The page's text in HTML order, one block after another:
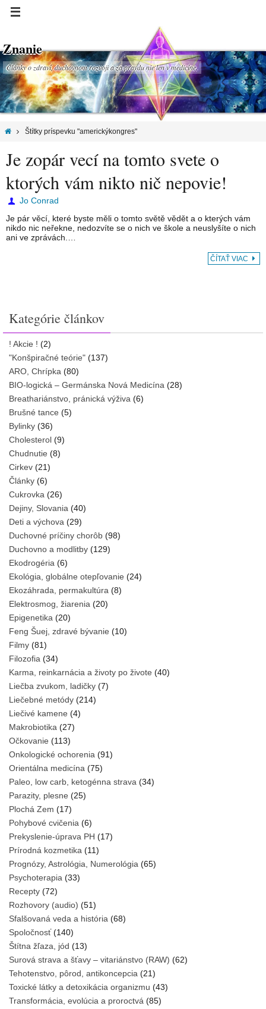
Znanie
Články o zdraví, duchovnom rozvoji a za pravdu nie len v medicíne.
Štítky príspevku "americkýkongres"
Je zopár vecí na tomto svete o
ktorých vám nikto nič nepovie!
Jo Conrad
Je pár věcí, které byste měli o tomto světě vědět a o kterých vám
nikdo nic neřekne, nedozvíte se o nich ve škole a neuslyšíte o nich
ani ve zprávách.…
ČÍTAŤ VIAC
Kategórie článkov
! Akcie ! (2)
"Konšpiračné teórie" (137)
ARO, Chrípka (80)
BIO-logická – Germánska Nová Medicína (28)
Breathariánstvo, pránická výživa (6)
Brušné tance (5)
Bylinky (36)
Cholesterol (9)
Chudnutie (8)
Cirkev (21)
Články (6)
Cukrovka (26)
Dejiny, Slovania (40)
Deti a výchova (29)
Duchovné príčiny chorôb (98)
Duchovno a modlitby (129)
Ekodrogéria (6)
Ekológia, globálne otepľovanie (24)
Ekozáhrada, permakultúra (8)
Elektrosmog, žiarenia (20)
Epigenetika (20)
Feng Šuej, zdravé bývanie (10)
Filmy (81)
Filozofia (34)
Karma, reinkarnácia a životy po živote (40)
Liečba zvukom, ladičky (7)
Liečebné metódy (214)
Liečivé kamene (4)
Makrobiotika (27)
Očkovanie (113)
Onkologické ochorenia (91)
Orientálna medicína (75)
Paleo, low carb, ketogénna strava (34)
Parazity, plesne (25)
Plochá Zem (17)
Pohybové cvičenia (6)
Prekyslenie-úprava PH (17)
Prírodná kozmetika (11)
Prognózy, Astrológia, Numerológia (65)
Psychoterapia (33)
Recepty (72)
Rozhovory (audio) (51)
Sfalšovaná veda a história (68)
Spoločnosť(140)
Štítna žľaza, jód (13)
Surová strava a šťavy – vitariánstvo (RAW) (62)
Tehotenstvo, pôrod, antikoncepcia (21)
Toxické látky a detoxikácia organizmu (43)
Transformácia, evolúcia a proroctvá (85)